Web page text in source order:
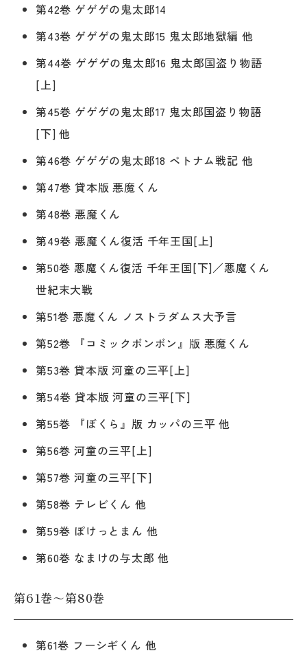
第42巻 ゲゲゲの鬼太郎14
第43巻 ゲゲゲの鬼太郎15 鬼太郎地獄編 他
第44巻 ゲゲゲの鬼太郎16 鬼太郎国盗り物語
[上]
第45巻 ゲゲゲの鬼太郎17 鬼太郎国盗り物語
[下] 他
第46巻 ゲゲゲの鬼太郎18 ベトナム戦記 他
第47巻 貸本版 悪魔くん
第48巻 悪魔くん
第49巻 悪魔くん復活 千年王国[上]
第50巻 悪魔くん復活 千年王国[下]／悪魔くん
世紀末大戦
第51巻 悪魔くん ノストラダムス大予言
第52巻 『コミックボンボン』版 悪魔くん
第53巻 貸本版 河童の三平[上]
第54巻 貸本版 河童の三平[下]
第55巻 『ぼくら』版 カッパの三平 他
第56巻 河童の三平[上]
第57巻 河童の三平[下]
第58巻 テレビくん 他
第59巻 ぽけっとまん 他
第60巻 なまけの与太郎 他
第61巻～第80巻
第61巻 フーシギくん 他